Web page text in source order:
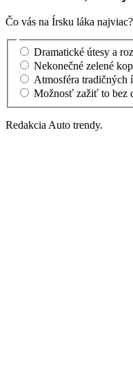
Čo vás na Írsku láka najviac?
Dramatické útesy a
Nekonečné zelené
Atmosféra tradičných
Možnosť zažiť to bez
Redakcia Auto trendy.